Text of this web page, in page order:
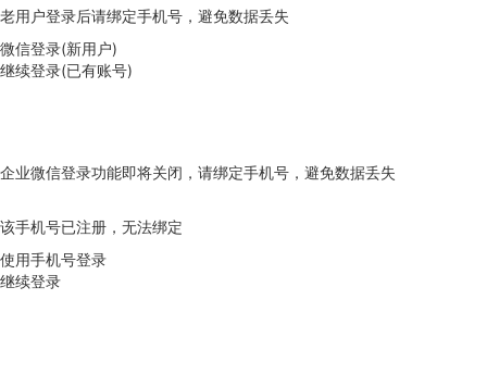
老用户登录后请绑定手机号，避免数据丢失
微信登录(新用户)
继续登录(已有账号)
企业微信登录功能即将关闭，请绑定手机号，避免数据丢失
该手机号已注册，无法绑定
使用手机号登录
继续登录